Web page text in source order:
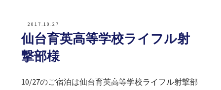
2017.10.27
仙台育英高等学校ライフル射
撃部様
10/27のご宿泊は仙台育英高等学校ライフル射撃部